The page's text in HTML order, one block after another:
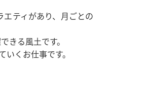
ティがあり、月ごとの
きる風土です。
くお仕事です。